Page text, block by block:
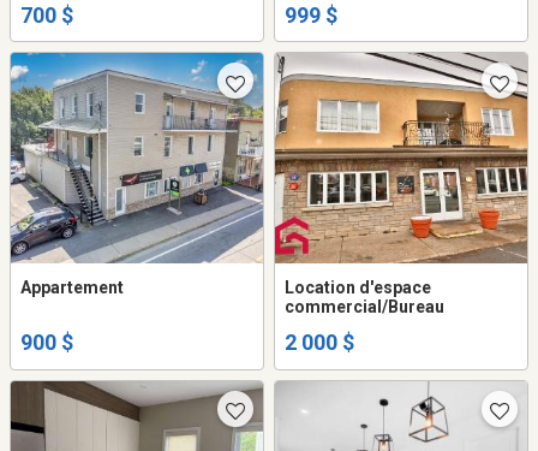
700 $ 999 $
Appartement
900 $
Location d'espace
commercial/Bureau
2 000 $